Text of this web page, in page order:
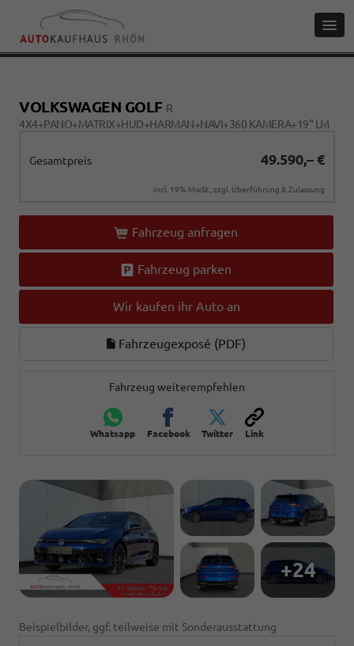
VOLKSWAGEN GOLF R
4X4+PANO+MATRIX+HUD+HARMAN+NAVI+360 KAMERA+19" LM
Gesamtpreis 49.590,– €
incl. 19% MwSt., zzgl. Überführung & Zulassung
Fahrzeug anfragen
Fahrzeug parken
Wir kaufen ihr Auto an
Fahrzeugexposé (PDF)
Fahrzeug weiterempfehlen
Whatsapp Facebook Twitter Link
+24
Beispielbilder, ggf. teilweise mit Sonderausstattung